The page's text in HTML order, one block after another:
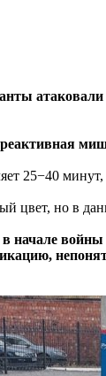
25−40
цвет, но в
начале